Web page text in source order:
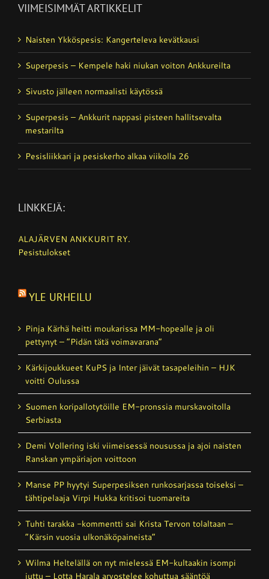
VIIMEISIMMÄT ARTIKKELIT
Naisten Ykköspesis: Kangerteleva kevätkausi
Superpesis – Kempele haki niukan voiton Ankkureilta
Sivusto jälleen normaalisti käytössä
Superpesis – Ankkurit nappasi pisteen hallitsevalta
mestarilta
Pesisliikkari ja pesiskerho alkaa viikolla 26
LINKKEJÄ:
ALAJÄRVEN ANKKURIT RY.
Pesistulokset
YLE URHEILU
Pinja Kärhä heitti moukarissa MM-hopealle ja oli
pettynyt – ”Pidän tätä voimavarana”
Kärkijoukkueet KuPS ja Inter jäivät tasapeleihin – HJK
voitti Oulussa
Suomen koripallotytöille EM-pronssia murskavoitolla
Serbiasta
Demi Vollering iski viimeisessä nousussa ja ajoi naisten
Ranskan ympäriajon voittoon
Manse PP hyytyi Superpesiksen runkosarjassa toiseksi –
tähtipelaaja Virpi Hukka kritisoi tuomareita
Tuhti tarakka -kommentti sai Krista Tervon tolaltaan –
”Kärsin vuosia ulkonäköpaineista”
Wilma Heltelällä on nyt mielessä EM-kultaakin isompi
juttu – Lotta Harala arvostelee kohuttua sääntöä